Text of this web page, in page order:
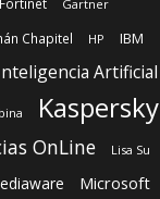
Gartner
Chapitel HP IBM
Artificial
Kaspersky
OnLine Lisa Su
Microsoft